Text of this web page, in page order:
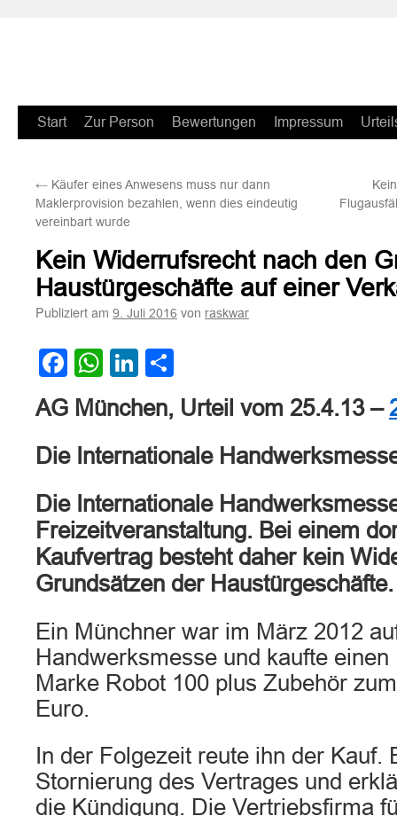
Zum
springen
Start Zur Person Bewertungen Impressum
← Käufer eines Anwesens muss nur dann
Maklerprovision bezahlen, wenn dies eindeutig
vereinbart wurde
Kein Widerrufsrecht nach den
Haustürgeschäfte auf einer
Publiziert am 9. Juli 2016 von raskwar
Facebook
WhatsApp
LinkedIn
AG München, Urteil vom 25.4.13 –
Die Internationale
Die Internationale
Freizeitveranstaltung. Bei einem
Kaufvertrag besteht daher kein
Grundsätzen der Haustürgeschäfte.
Ein Münchner war im März 2012
Handwerksmesse und kaufte
Marke Robot 100 plus Zubehör
Euro.
In der Folgezeit reute ihn der Kauf.
Stornierung des Vertrages und
die Kündigung. Die Vertriebsfirma